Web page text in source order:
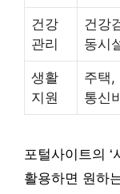
건강
관리
건강
동시
생활
지원
주택,
통신
포털사이트의 ‘
활용하면 원하